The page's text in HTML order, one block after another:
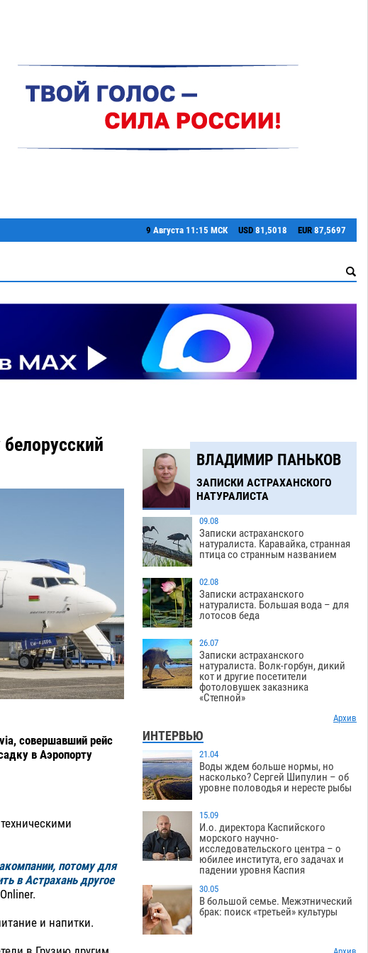
9 Августа 11:15 МСК USD 81,5018 EUR 87,5697
совершавший рейс
в Аэропорту
потому для
в Астрахань другое
и напитки.
ВЛАДИМИР ПАНЬКОВ
ЗАПИСКИ АСТРАХАНСКОГО
НАТУРАЛИСТА
09.08
Записки астраханского
натуралиста. Каравайка, странная
птица со странным названием
02.08
Записки астраханского
натуралиста. Большая вода – для
лотосов беда
26.07
Записки астраханского
натуралиста. Волк-горбун, дикий
кот и другие посетители
фотоловушек заказника
«Степной»
Архив
ИНТЕРВЬЮ
21.04
Воды ждем больше нормы, но
насколько? Сергей Шипулин – об
уровне половодья и нересте рыбы
15.09
И.о. директора Каспийского
морского научно-
исследовательского центра – о
юбилее института, его задачах и
падении уровня Каспия
30.05
В большой семье. Межэтнический
брак: поиск «третьей» культуры